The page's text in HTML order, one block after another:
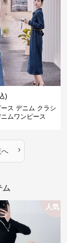
)
ス デニム クラシ
ムワンピース
へ ›
ム
人気